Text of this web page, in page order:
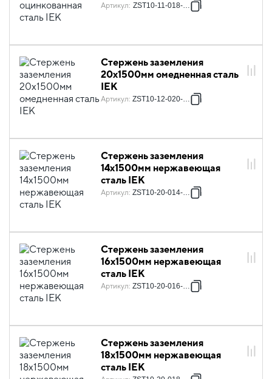
Артикул: ZST10-11-018-001
Стержень заземления
20х1500мм омедненная сталь
IEK
Артикул: ZST10-12-020-001
Стержень заземления
14х1500мм нержавеющая
сталь IEK
Артикул: ZST10-20-014-001
Стержень заземления
16х1500мм нержавеющая
сталь IEK
Артикул: ZST10-20-016-001
Стержень заземления
18х1500мм нержавеющая
сталь IEK